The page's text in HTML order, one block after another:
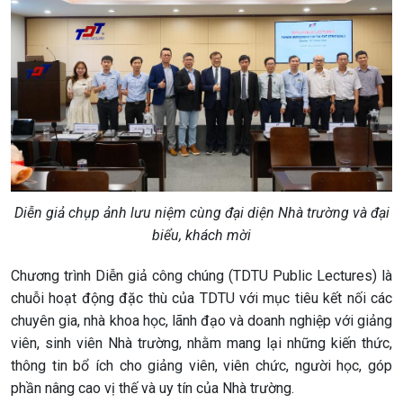
Diễn giả chụp ảnh lưu niệm cùng đại diện Nhà trường và đại
biểu, khách mời
Chương trình Diễn giả công chúng (TDTU Public Lectures) là
chuỗi hoạt động đặc thù của TDTU với mục tiêu kết nối các
chuyên gia, nhà khoa học, lãnh đạo và doanh nghiệp với giảng
viên, sinh viên Nhà trường, nhằm mang lại những kiến thức,
thông tin bổ ích cho giảng viên, viên chức, người học, góp
phần nâng cao vị thế và uy tín của Nhà trường.